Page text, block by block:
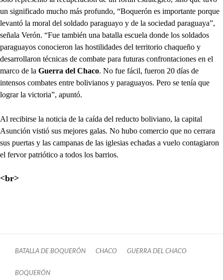
un significado mucho más profundo, “Boquerón es importante porque
levantó la moral del soldado paraguayo y de la sociedad paraguaya”,
señala Verón. “Fue también una batalla escuela donde los soldados
paraguayos conocieron las hostilidades del territorio chaqueño y
desarrollaron técnicas de combate para futuras confrontaciones en el
marco de la Guerra del Chaco. No fue fácil, fueron 20 días de
intensos combates entre bolivianos y paraguayos. Pero se tenía que
lograr la victoria”, apuntó.
Al recibirse la noticia de la caída del reducto boliviano, la capital
Asunción vistió sus mejores galas. No hubo comercio que no cerrara
sus puertas y las campanas de las iglesias echadas a vuelo contagiaron
el fervor patriótico a todos los barrios.
<br>
BATALLA DE BOQUERÓN CHACO GUERRA DEL CHACO
BOQUERÓN